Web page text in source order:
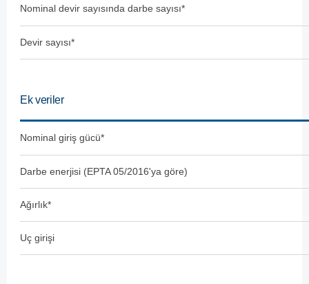
Nominal devir sayısında darbe sayısı*
Devir sayısı*
Ek veriler
Nominal giriş gücü*
Darbe enerjisi (EPTA 05/2016'ya göre)
Ağırlık*
Uç girişi